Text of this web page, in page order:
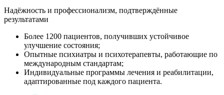
Надёжность и профессионализм, подтверждённые
результатами
Более 1200 пациентов, получивших устойчивое
улучшение состояния;
Опытные психиатры и психотерапевты, работающие по
международным стандартам;
Индивидуальные программы лечения и реабилитации,
адаптированные под каждого пациента.